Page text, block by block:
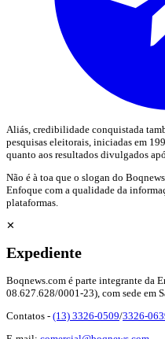
Aliás, credibilidade conquistada
pesquisas eleitorais, iniciadas em
quanto aos resultados divulgados
Não é à toa que o slogan do
Enfoque com a qualidade da
plataformas.
✕
Expediente
Boqnews.com é parte integrante da
08.627.628/0001-23), com sede em
Contatos - (13) 3326-0509/3326-